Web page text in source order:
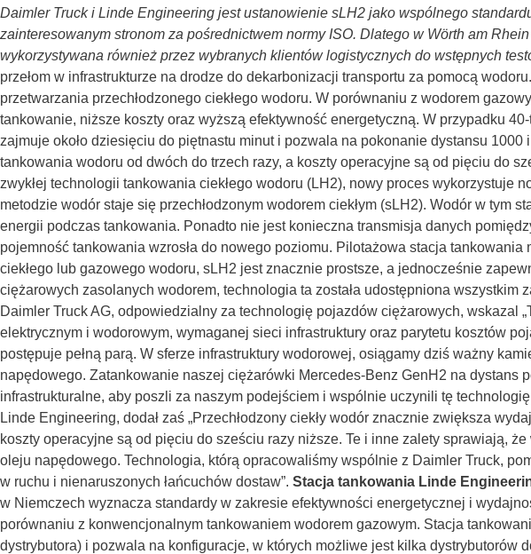
Daimler Truck i Linde Engineering jest ustanowienie sLH2 jako wspólnego
zainteresowanym stronom za pośrednictwem normy ISO. Dlatego w Wörth am
wykorzystywana również przez wybranych klientów logistycznych do wstępnych
przełom w infrastrukturze na drodze do dekarbonizacji transportu za pomocą
przetwarzania przechłodzonego ciekłego wodoru. W porównaniu z wodorem
tankowanie, niższe koszty oraz wyższą efektywność energetyczną. W przypadku
zajmuje około dziesięciu do piętnastu minut i pozwala na pokonanie dystansu
tankowania wodoru od dwóch do trzech razy, a koszty operacyjne są od pięciu do
zwykłej technologii tankowania ciekłego wodoru (LH2), nowy proces
metodzie wodór staje się przechłodzonym wodorem ciekłym (sLH2). Wodór w
energii podczas tankowania. Ponadto nie jest konieczna transmisja danych
pojemność tankowania wzrosła do nowego poziomu. Pilotażowa stacja
ciekłego lub gazowego wodoru, sLH2 jest znacznie prostsze, a jednocześnie
ciężarowych zasolanych wodorem, technologia ta została udostępniona
Daimler Truck AG, odpowiedzialny za technologię pojazdów ciężarowych,
elektrycznym i wodorowym, wymaganej sieci infrastruktury oraz parytetu kosztów
postępuje pełną parą. W sferze infrastruktury wodorowej, osiągamy dziś ważny
napędowego. Zatankowanie naszej ciężarówki Mercedes-Benz GenH2 na dystans
infrastrukturalne, aby poszli za naszym podejściem i wspólnie uczynili tę
Linde Engineering, dodał zaś „Przechłodzony ciekły wodór znacznie zwiększa
koszty operacyjne są od pięciu do sześciu razy niższe. Te i inne zalety sprawiają,
oleju napędowego. Technologia, którą opracowaliśmy wspólnie z Daimler Truck,
w ruchu i nienaruszonych łańcuchów dostaw”. Stacja tankowania Linde
w Niemczech wyznacza standardy w zakresie efektywności energetycznej i
porównaniu z konwencjonalnym tankowaniem wodorem gazowym. Stacja
dystrybutora) i pozwala na konfiguracje, w których możliwe jest kilka dystrybutorów